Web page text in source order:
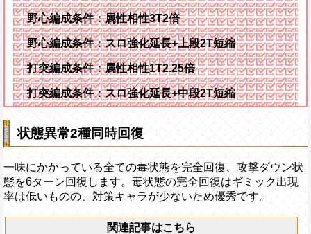
野心編成条件：属性相性3T2倍
野心編成条件：スロ強化延長+上段2T短縮
打突編成条件：属性相性1T2.25倍
打突編成条件：スロ強化延長+中段2T短縮
状態異常2種同時回復
一味にかかっている全ての毒状態を完全回復、攻撃ダウン状
態を6ターン回復します。毒状態の完全回復はギミック出現
率は低いものの、対策キャラが少ないため優秀です。
関連記事はこちら